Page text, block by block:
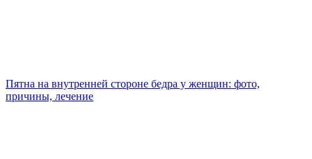
Пятна на внутренней стороне бедра у женщин: фото,
причины, лечение